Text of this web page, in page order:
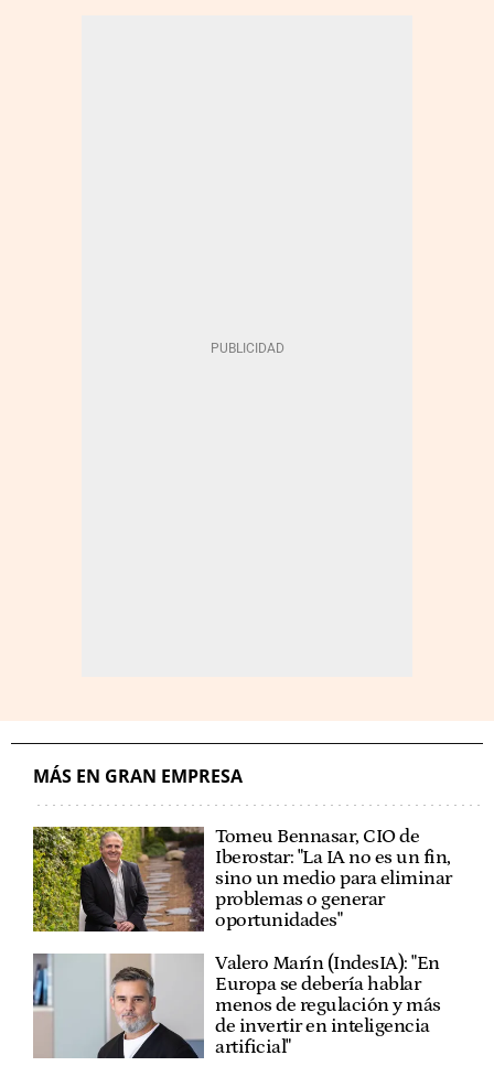
MÁS EN GRAN EMPRESA
Tomeu Bennasar, CIO de
Iberostar: "La IA no es un fin,
sino un medio para eliminar
problemas o generar
oportunidades"
Valero Marín (IndesIA): "En
Europa se debería hablar
menos de regulación y más
de invertir en inteligencia
artificial"